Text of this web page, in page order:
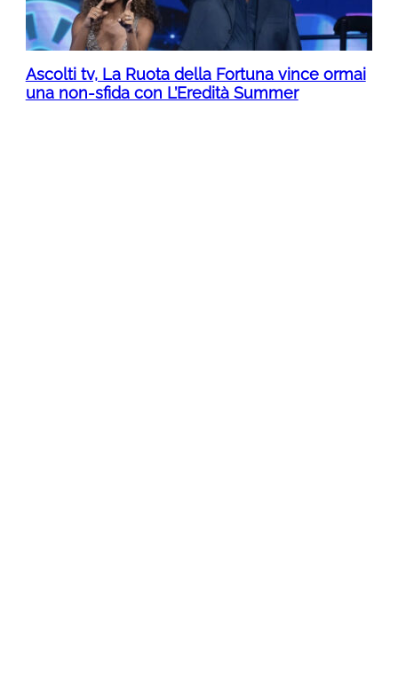
Ascolti tv, La Ruota della Fortuna vince ormai
una non-sfida con L’Eredità Summer